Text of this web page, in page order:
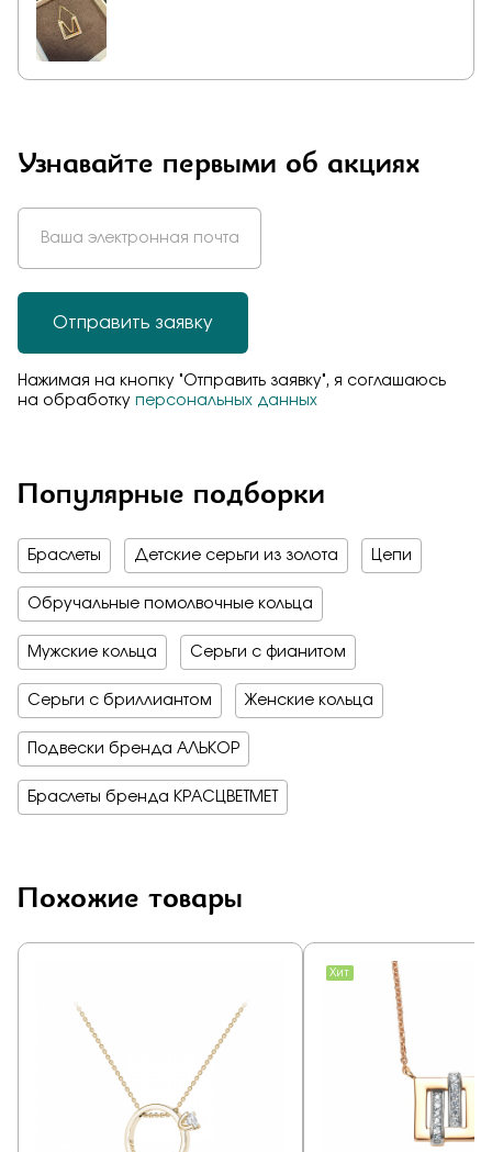
Узнавайте первыми об акциях
Отправить заявку
Нажимая на кнопку "Отправить заявку", я соглашаюсь
на обработку персональных данных
Популярные подборки
Браслеты Детские серьги из золота Цепи
Обручальные помолвочные кольца
Мужские кольца Серьги с фианитом
Серьги с бриллиантом Женские кольца
Подвески бренда АЛЬКОР
Браслеты бренда КРАСЦВЕТМЕТ
Похожие товары